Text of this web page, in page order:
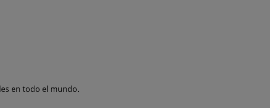
en todo el mundo.